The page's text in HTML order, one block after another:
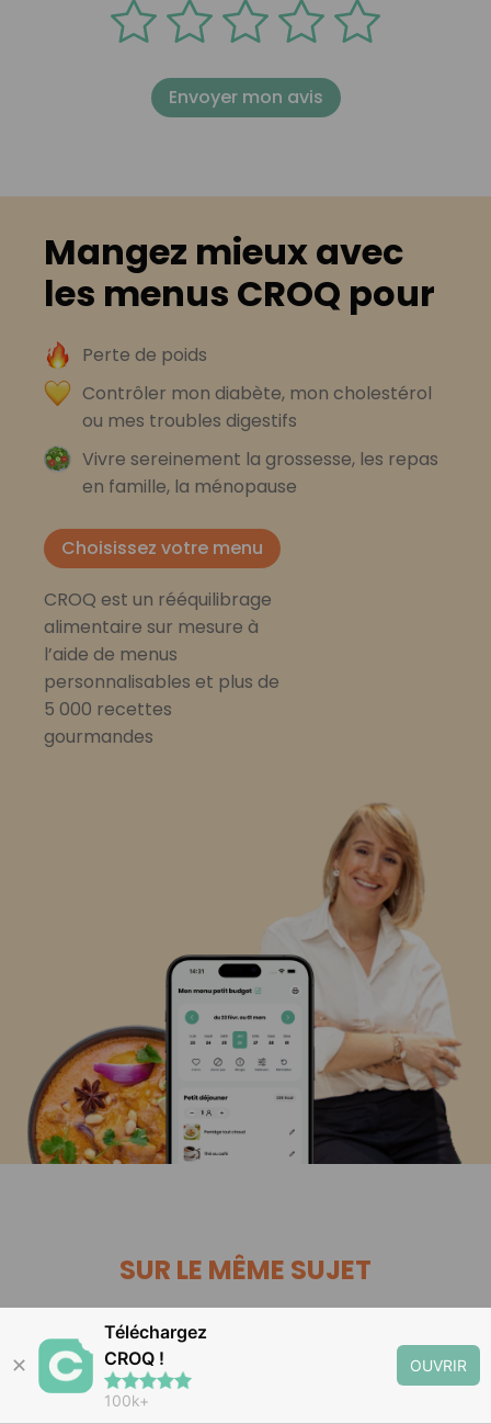
Envoyer mon avis
Mangez mieux avec
les menus CROQ pour
Perte de poids
Contrôler mon diabète, mon cholestérol
ou mes troubles digestifs
Vivre sereinement la grossesse, les repas
en famille, la ménopause
Choisissez votre menu
CROQ est un rééquilibrage
alimentaire sur mesure à
l’aide de menus
personnalisables et plus de
5 000 recettes
gourmandes
SUR LE MÊME SUJET
Comment cuisiner un
✕
Téléchargez
CROQ !
100k+
OUVRIR